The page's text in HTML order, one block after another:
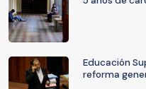
Educación
reforma